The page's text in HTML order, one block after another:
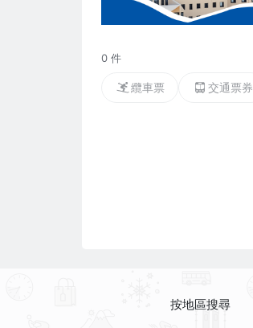
0 件
纜車票 交通票券
按地區搜尋